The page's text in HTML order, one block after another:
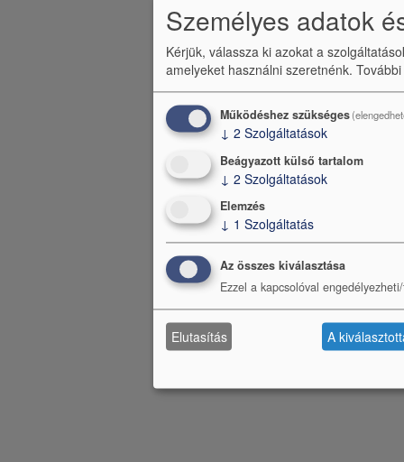
Személyes adatok
Kérjük, válassza ki azokat a
amelyeket használni szeretnénk.
Működéshez szükséges
↓ 2 Szolgáltatások
Beágyazott külső tartalom
↓ 2 Szolgáltatások
Elemzés
↓ 1 Szolgáltatás
Az összes kiválasztása
Ezzel a kapcsolóval
Elutasítás A